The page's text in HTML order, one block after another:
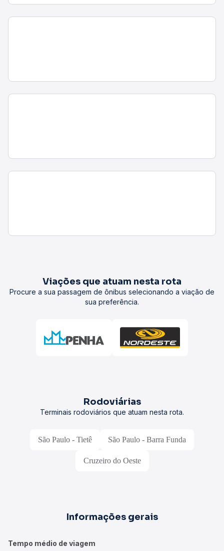
Viações que atuam nesta rota
Procure a sua passagem de ônibus selecionando a viação de
sua preferência.
Rodoviárias
Terminais rodoviários que atuam nesta rota.
São Paulo - Tietê São Paulo - Barra Funda
Cruzeiro do Oeste
Informações gerais
Tempo médio de viagem